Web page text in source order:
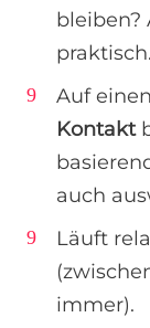
bleiben?
praktisch.
Auf
Kontakt
auch
Läuft
immer).